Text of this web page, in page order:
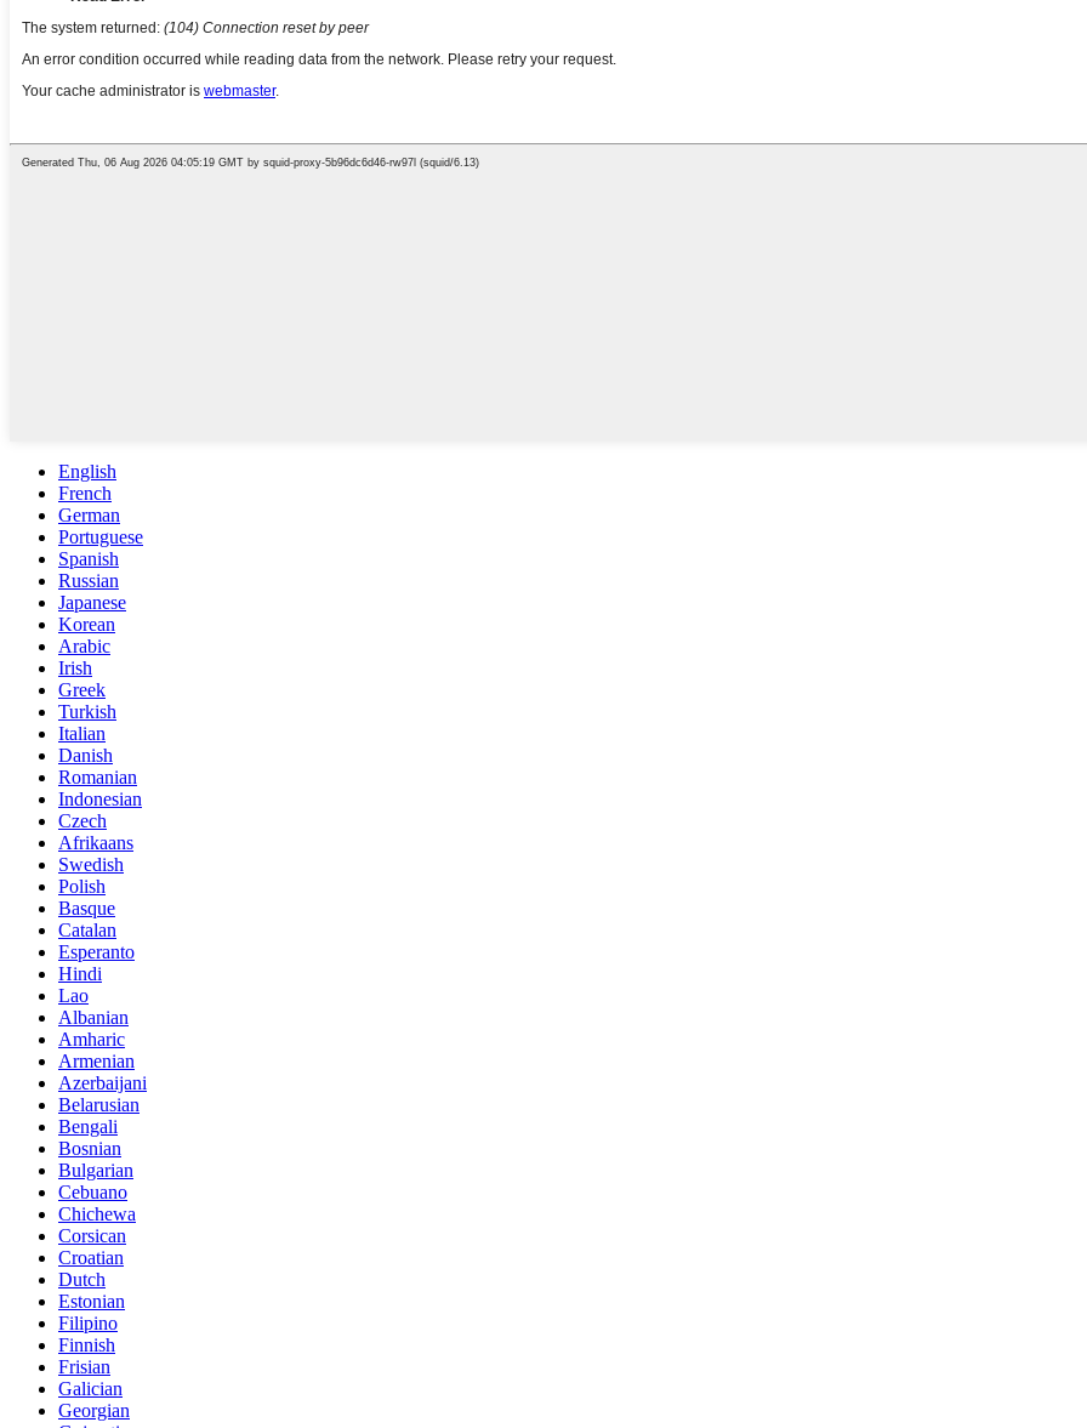
English
French
German
Portuguese
Spanish
Russian
Japanese
Korean
Arabic
Irish
Greek
Turkish
Italian
Danish
Romanian
Indonesian
Czech
Afrikaans
Swedish
Polish
Basque
Catalan
Esperanto
Hindi
Lao
Albanian
Amharic
Armenian
Azerbaijani
Belarusian
Bengali
Bosnian
Bulgarian
Cebuano
Chichewa
Corsican
Croatian
Dutch
Estonian
Filipino
Finnish
Frisian
Galician
Georgian